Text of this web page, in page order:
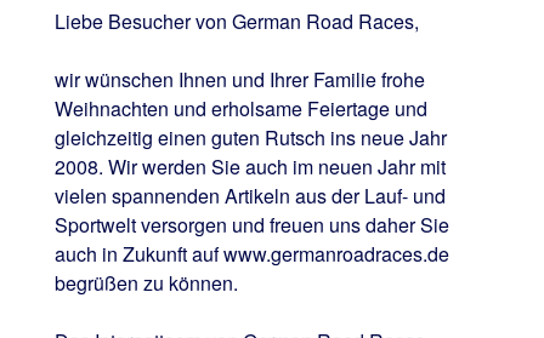
Liebe Besucher von German Road Races,
wir wünschen Ihnen und Ihrer Familie frohe
Weihnachten und erholsame Feiertage und
gleichzeitig einen guten Rutsch ins neue Jahr
2008. Wir werden Sie auch im neuen Jahr mit
vielen spannenden Artikeln aus der Lauf- und
Sportwelt versorgen und freuen uns daher Sie
auch in Zukunft auf www.germanroadraces.de
begrüßen zu können.